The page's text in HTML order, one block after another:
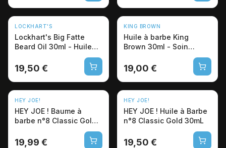
LOCKHART'S
Lockhart's Big Fatte
Beard Oil 30ml - Huile
19,50 €
KING BROWN
Huile à barbe King
Brown 30ml - Soin
professionnel
19,00 €
HEY JOE!
HEY JOE ! Baume à
barbe n°8 Classic Gold
19,99 €
HEY JOE!
HEY JOE ! Huile à Barbe
n°8 Classic Gold 30mL
19,50 €